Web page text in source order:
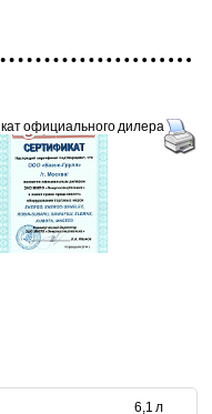
официального дилера
6,1 л